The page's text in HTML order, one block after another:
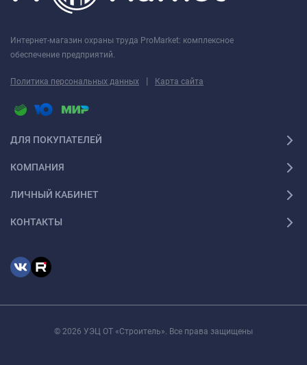
Интернет-магазин охраны труда ProMarket: комплексное
обеспечение предприятий.
Политика персональных данных | Карта сайта
ДЛЯ ПОКУПАТЕЛЕЙ
КОМПАНИЯ
ЛИЧНЫЙ КАБИНЕТ
КОНТАКТЫ
© 2026 УЭЦ ОТ «Строитель». Все права защищены